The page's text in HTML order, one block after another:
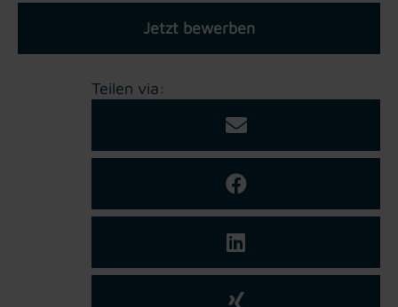
Jetzt bewerben
Teilen via: